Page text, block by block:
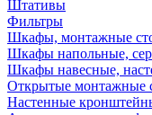
Штативы
Фильтры
Шкафы, монтажные
Шкафы напольные,
Шкафы навесные,
Открытые монтажные
Настенные